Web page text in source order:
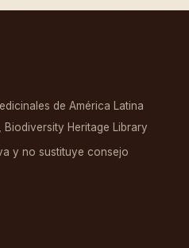
de América Latina
Biodiversity Heritage Library
y no sustituye consejo